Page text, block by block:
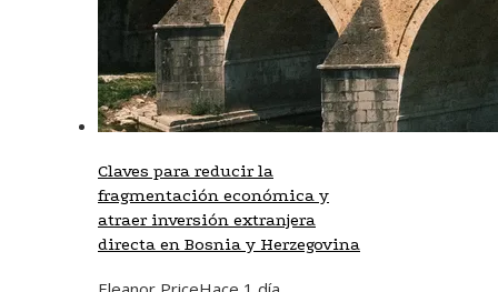
Claves para reducir la
fragmentación económica y
atraer inversión extranjera
directa en Bosnia y Herzegovina